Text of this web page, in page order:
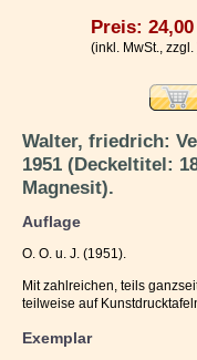
Preis:
(inkl. MwSt., zzgl.
Walter, friedrich:
1951 (Deckeltitel:
Magnesit).
Auflage
O. O. u. J. (1951).
Mit zahlreichen, teils
teilweise auf
Exemplar